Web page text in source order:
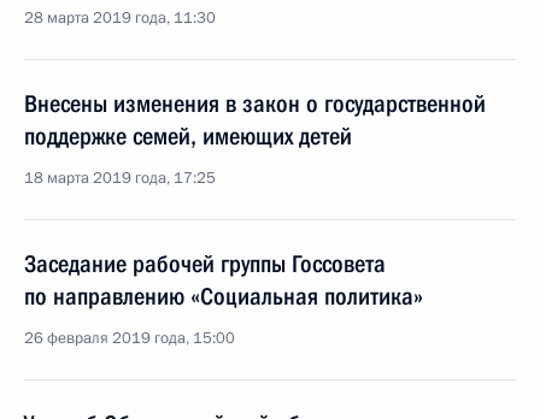
28 марта 2019 года, 11:30
Внесены изменения в закон о государственной
поддержке семей, имеющих детей
18 марта 2019 года, 17:25
Заседание рабочей группы Госсовета
по направлению «Социальная политика»
26 февраля 2019 года, 15:00